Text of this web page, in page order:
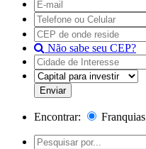
Não sabe seu CEP?
Encontrar: Franquias